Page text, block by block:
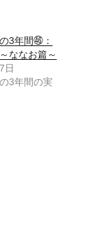
3年間㊻：
ななお篇～
日
3年間の実